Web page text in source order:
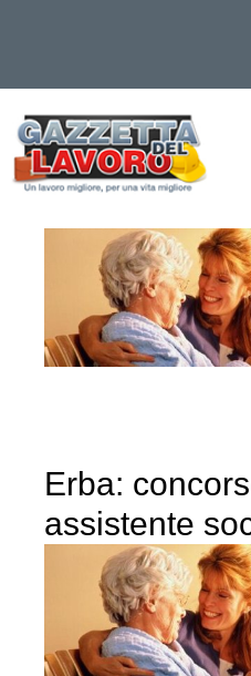
contenuto
Erba:
assistente